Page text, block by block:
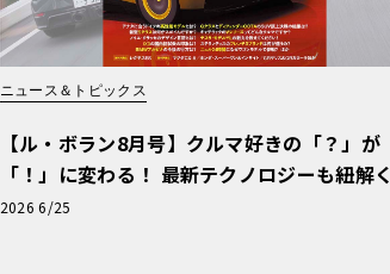
ニュース＆トピックス
【ル・ボラン8月号】クルマ好きの「？」が
「！」に変わる！ 最新テクノロジーも紐解く
「輸入車Q&A」
2026 6/25